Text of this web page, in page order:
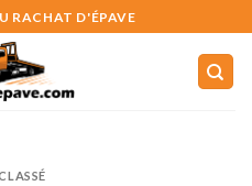
RACHAT D'ÉPAVE